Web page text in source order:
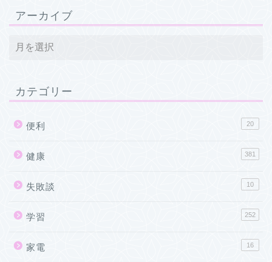
アーカイブ
カテゴリー
便利 20
健康 381
失敗談 10
学習 252
家電 16